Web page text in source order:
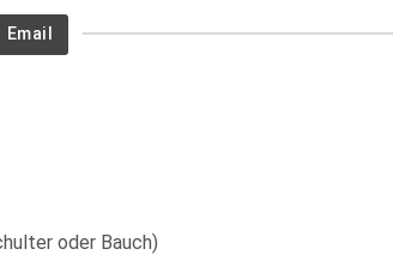
Email
oder Bauch)